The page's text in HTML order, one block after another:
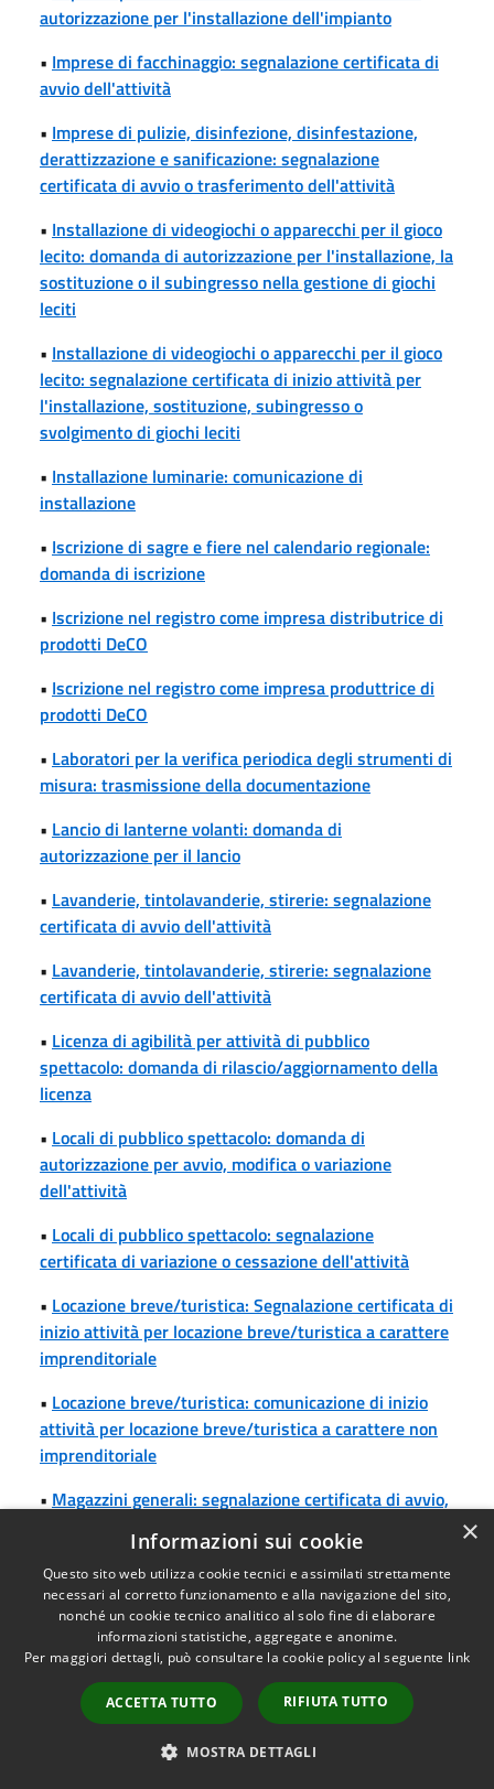
autorizzazione per l'installazione dell'impianto
• Imprese di facchinaggio: segnalazione certificata di
avvio dell'attività
• Imprese di pulizie, disinfezione, disinfestazione,
derattizzazione e sanificazione: segnalazione
certificata di avvio o trasferimento dell'attività
• Installazione di videogiochi o apparecchi per il gioco
lecito: domanda di autorizzazione per l'installazione, la
sostituzione o il subingresso nella gestione di giochi
leciti
• Installazione di videogiochi o apparecchi per il gioco
lecito: segnalazione certificata di inizio attività per
l'installazione, sostituzione, subingresso o
svolgimento di giochi leciti
• Installazione luminarie: comunicazione di
installazione
• Iscrizione di sagre e fiere nel calendario regionale:
domanda di iscrizione
• Iscrizione nel registro come impresa distributrice di
prodotti DeCO
• Iscrizione nel registro come impresa produttrice di
prodotti DeCO
• Laboratori per la verifica periodica degli strumenti di
misura: trasmissione della documentazione
• Lancio di lanterne volanti: domanda di
autorizzazione per il lancio
• Lavanderie, tintolavanderie, stirerie: segnalazione
certificata di avvio dell'attività
• Lavanderie, tintolavanderie, stirerie: segnalazione
certificata di avvio dell'attività
• Licenza di agibilità per attività di pubblico
spettacolo: domanda di rilascio/aggiornamento della
licenza
• Locali di pubblico spettacolo: domanda di
autorizzazione per avvio, modifica o variazione
dell'attività
• Locali di pubblico spettacolo: segnalazione
certificata di variazione o cessazione dell'attività
• Locazione breve/turistica: Segnalazione certificata di
inizio attività per locazione breve/turistica a carattere
imprenditoriale
• Locazione breve/turistica: comunicazione di inizio
attività per locazione breve/turistica a carattere non
imprenditoriale
• Magazzini generali: segnalazione certificata di avvio,
•Manifestazioni sportive competitive su strada:
domanda di autorizzazione per lo svolgimento della
manifestazione
•Manifestazioni sportive non competitive su strada:
comunicazione per lo svolgimento della
manifestazione
Manifestazioni temporanee in luogo aperto:
×
Informazioni sui cookie
Questo sito web utilizza cookie tecnici e assimilati strettamente
necessari al corretto funzionamento e alla navigazione del sito,
nonché un cookie tecnico analitico al solo fine di elaborare
informazioni statistiche, aggregate e anonime.
Per maggiori dettagli, può consultare la cookie policy al seguente link
ACCETTA TUTTO RIFIUTA TUTTO
MOSTRA DETTAGLI